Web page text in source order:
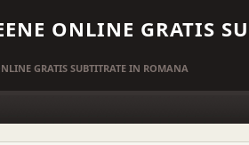
ONLINE GRATIS
GRATIS SUBTITRATE IN ROMANA